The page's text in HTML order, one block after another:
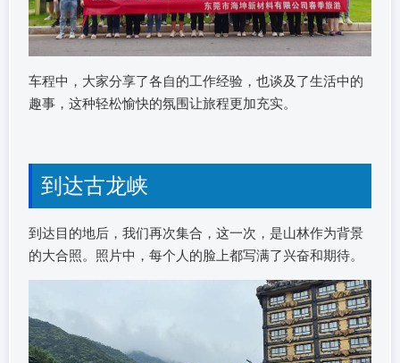
车程中，大家分享了各自的工作经验，也谈及了生活中的
趣事，这种轻松愉快的氛围让旅程更加充实。
到达古龙峡
到达目的地后，我们再次集合，这一次，是山林作为背景
的大合照。照片中，每个人的脸上都写满了兴奋和期待。